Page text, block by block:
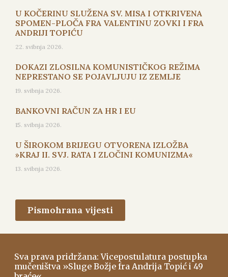
U KOČERINU SLUŽENA SV. MISA I OTKRIVENA
SPOMEN-PLOČA FRA VALENTINU ZOVKI I FRA
ANDRIJI TOPIĆU
22. svibnja 2026.
DOKAZI ZLOSILNA KOMUNISTIČKOG REŽIMA
NEPRESTANO SE POJAVLJUJU IZ ZEMLJE
19. svibnja 2026.
BANKOVNI RAČUN ZA HR I EU
15. svibnja 2026.
U ŠIROKOM BRIJEGU OTVORENA IZLOŽBA
»KRAJ II. SVJ. RATA I ZLOČINI KOMUNIZMA«
13. svibnja 2026.
Pismohrana vijesti
Sva prava pridržana: Vicepostulatura postupka
mučeništva »Sluge Božje fra Andrija Topić i 49